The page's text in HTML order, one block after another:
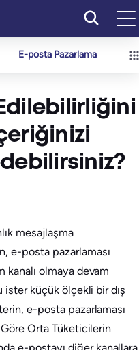
E-posta Pazarlama
mesajlaşma
e-posta pazarlaması
kanalı olmaya devam
küçük ölçekli bir dış
e-posta pazarlaması
Orta Tüketicilerin